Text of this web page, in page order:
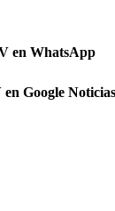
en WhatsApp
Google